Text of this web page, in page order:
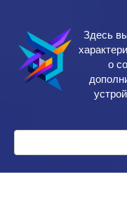
контенту
Здесь
о
Поиск: